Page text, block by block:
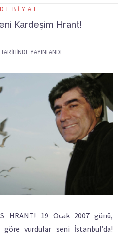
Kardeşim Hrant!
TARIHINDE YAYINLANDI
HRANT! 19 Ocak 2007 günü,
vurdular seni İstanbul’da!